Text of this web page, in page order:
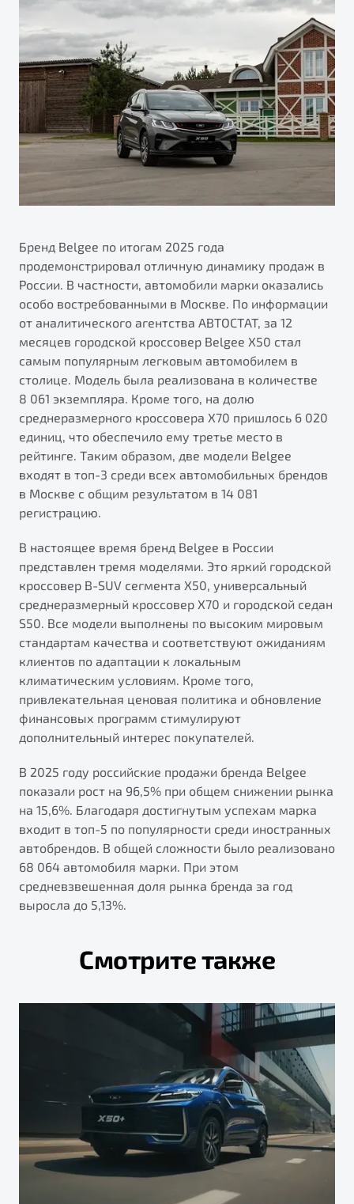
Яркий кроссовер
от 2 219 990 ₽*
Обзор В наличии
S50
Элегантный и практичный седан
от 1 699 990 ₽*
Обзор В наличии
X70
Универсальный кроссовер
от 2 499 990 ₽*
Обзор В наличии
Трейд-ин
Страхование
Расчет КАСКО
Узнайте о специальных выгодах при покупке
автомобиля Belgee
Подробно
Автомобили в наличии
Тест-драйв
Автокредит
Гарантия Belgee
Belgee Линк
Belgee Клуб
Belgee Плюс
Реферальная программа
Клиентская поддержка
Будьте еще более уверены на дорогах с программой
"Помощь на дорогах"
Преимущества программы
Запись на сервис
Калькулятор ТО
Клиентская поддержка
О дилерском центре
Правовая информация
Бренд Belgee по итогам 2025 года
продемонстрировал отличную динамику продаж в
России. В частности, автомобили марки оказались
особо востребованными в Москве. По информации
от аналитического агентства АВТОСТАТ, за 12
месяцев городской кроссовер Belgee X50 стал
самым популярным легковым автомобилем в
столице. Модель была реализована в количестве
8 061 экземпляра. Кроме того, на долю
среднеразмерного кроссовера X70 пришлось 6 020
единиц, что обеспечило ему третье место в
рейтинге. Таким образом, две модели Belgee
входят в топ-3 среди всех автомобильных брендов
в Москве с общим результатом в 14 081
регистрацию.
В настоящее время бренд Belgee в России
представлен тремя моделями. Это яркий городской
кроссовер B-SUV сегмента X50, универсальный
среднеразмерный кроссовер X70 и городской седан
S50. Все модели выполнены по высоким мировым
стандартам качества и соответствуют ожиданиям
клиентов по адаптации к локальным
климатическим условиям. Кроме того,
привлекательная ценовая политика и обновление
финансовых программ стимулируют
дополнительный интерес покупателей.
В 2025 году российские продажи бренда Belgee
показали рост на 96,5% при общем снижении рынка
на 15,6%. Благодаря достигнутым успехам марка
входит в топ-5 по популярности среди иностранных
автобрендов. В общей сложности было реализовано
68 064 автомобиля марки. При этом
средневзвешенная доля рынка бренда за год
выросла до 5,13%.
Смотрите также